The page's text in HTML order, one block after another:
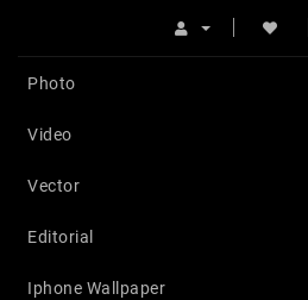
Photo
Video
Vector
Editorial
Iphone Wallpaper